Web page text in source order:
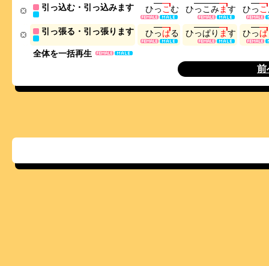
全体を一括再生
引っ込む・引っ込みます ひっ こむ ひっ こ みます ひっ こ
引っ張る・引っ張ります ひっぱる ひっぱり ます ひっぱ
前